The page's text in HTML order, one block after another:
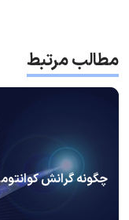
مطالب مرتبط
چگونه گرانش